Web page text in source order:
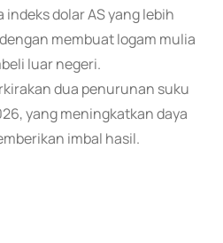
dolar AS yang lebih
membuat logam mulia
luar negeri.
dua penurunan suku
yang meningkatkan daya
imbal hasil.